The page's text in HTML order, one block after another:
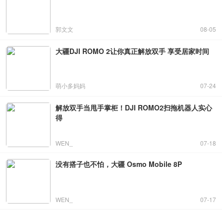
郭文文 08-05
大疆DJI ROMO 2让你真正解放双手 享受居家时间
萌小多妈妈 07-24
解放双手当甩手掌柜！DJI ROMO2扫拖机器人实心
得
WEN_ 07-18
没有搭子也不怕，大疆 Osmo Mobile 8P
WEN_ 07-17